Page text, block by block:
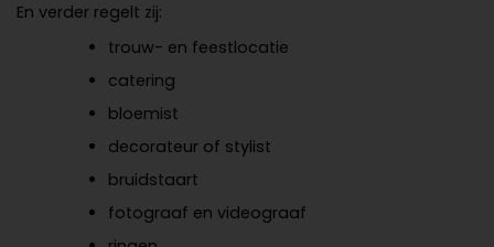
En verder regelt zij:
trouw- en feestlocatie
catering
bloemist
decorateur of stylist
bruidstaart
fotograaf en videograaf